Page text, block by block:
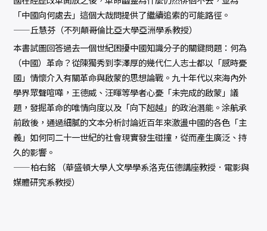
「中國向何處去」這個大哉問提供了繼續追索的可能路徑。
——丘慧芬（不列顛哥倫比亞大學亞洲學系教授）
本書試圖回答過去一個世紀困擾中國知識分子的關鍵問題：何為
（中國）革命？從陳獨秀到李澤厚的幾代仁人志士都以「感時憂
國」情懷介入有關革命與啟蒙的思想論戰。九十年代以來海內外
學界眾聲喧嘩，王德威、汪暉等學者心憂「未完成的啟蒙」議
題，發掘革命的唯情向度以及「向下超越」的政治潛能。涂航承
前啟後，通過細膩的文本分析討論近百年來激盪中國的各色「主
義」如何同二十一世紀的社會現實發生碰撞，從而產生廣泛、持
久的影響。
——柏右銘 （華盛頓大學人文學學系洛克伍德講座教授．電影與
媒體研究系教授）